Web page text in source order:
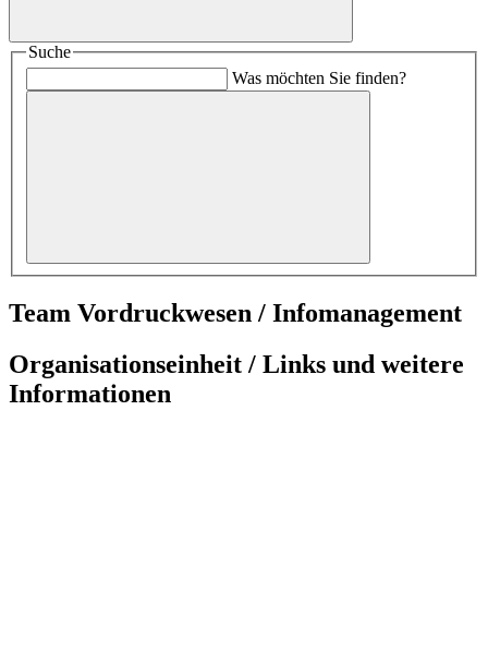
Suche
Was möchten Sie finden?
Team Vordruckwesen / Infomanagement
Organisationseinheit / Links und weitere
Informationen